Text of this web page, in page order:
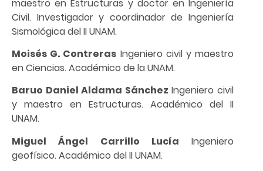
maestro en Estructuras y doctor en Ingeniería
Civil. Investigador y coordinador de Ingeniería
Sismológica del II UNAM.
Moisés G. Contreras Ingeniero civil y maestro
en Ciencias. Académico de la UNAM.
Baruo Daniel Aldama Sánchez Ingeniero civil
y maestro en Estructuras. Académico del II
UNAM.
Miguel Ángel Carrillo Lucía Ingeniero
geofísico. Académico del II UNAM.